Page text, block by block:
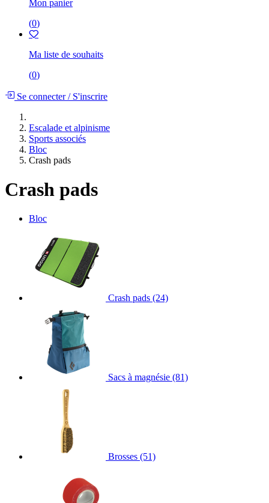
Mon panier
(0)
Ma liste de souhaits
(0)
Se connecter/S'inscrire
Escalade et alpinisme
Sports associés
Bloc
Crash pads
Crash pads
Bloc
Crash pads (24)
Sacs à magnésie (81)
Brosses (51)